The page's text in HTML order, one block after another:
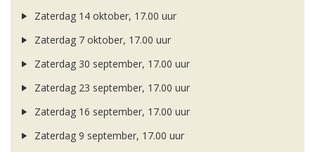
Zaterdag 14 oktober, 17.00 uur
Zaterdag 7 oktober, 17.00 uur
Zaterdag 30 september, 17.00 uur
Zaterdag 23 september, 17.00 uur
Zaterdag 16 september, 17.00 uur
Zaterdag 9 september, 17.00 uur